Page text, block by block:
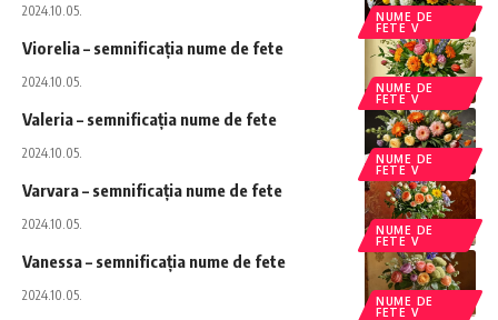
NUME DE
FETE V
2024.10.05.
NUME DE
FETE V
Viorelia – semnificația nume de fete
2024.10.05.
NUME DE
FETE V
Valeria – semnificația nume de fete
2024.10.05.
NUME DE
FETE V
Varvara – semnificația nume de fete
2024.10.05.
NUME DE
FETE V
Vanessa – semnificația nume de fete
2024.10.05.